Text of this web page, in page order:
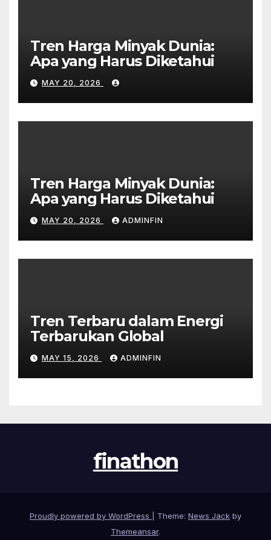
Tren Harga Minyak Dunia:
Apa yang Harus Diketahui
MAY 20, 2026
Tren Harga Minyak Dunia:
Apa yang Harus Diketahui
MAY 20, 2026 ADMINFIN
Tren Terbaru dalam Energi
Terbarukan Global
MAY 15, 2026 ADMINFIN
finathon
Proudly powered by WordPress Theme: News Jack by
Themeansar.